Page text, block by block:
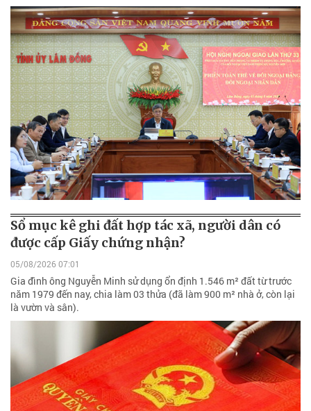
Sổ mục kê ghi đất hợp tác xã, người dân có
được cấp Giấy chứng nhận?
05/08/2026 07:01
Gia đình ông Nguyễn Minh sử dụng ổn định 1.546 m² đất từ trước
năm 1979 đến nay, chia làm 03 thửa (đã làm 900 m² nhà ở, còn lại
là vườn và sân).